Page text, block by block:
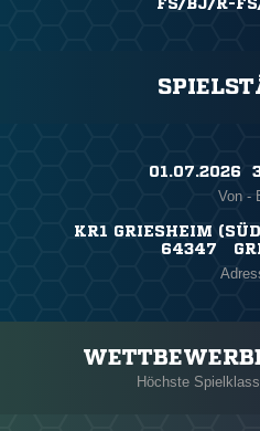
FS/BJ/R-
01.07.2026
Von -
KR1 GRIESHEIM
64347
Höchste